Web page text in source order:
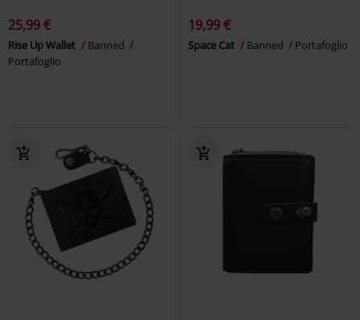
25,99 €
Rise Up Wallet
Banned
Portafoglio
19,99 €
Space Cat Banned Portafoglio